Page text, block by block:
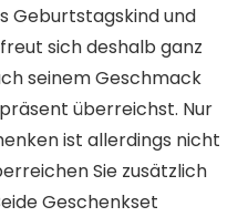
Geburtstagskind und
sich deshalb ganz
seinem Geschmack
überreichst. Nur
ist allerdings nicht
Sie zusätzlich
Geschenkset